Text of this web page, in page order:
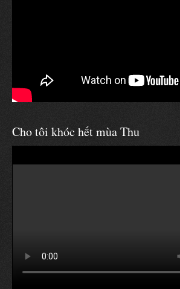
Cho tôi khóc hết mùa Thu